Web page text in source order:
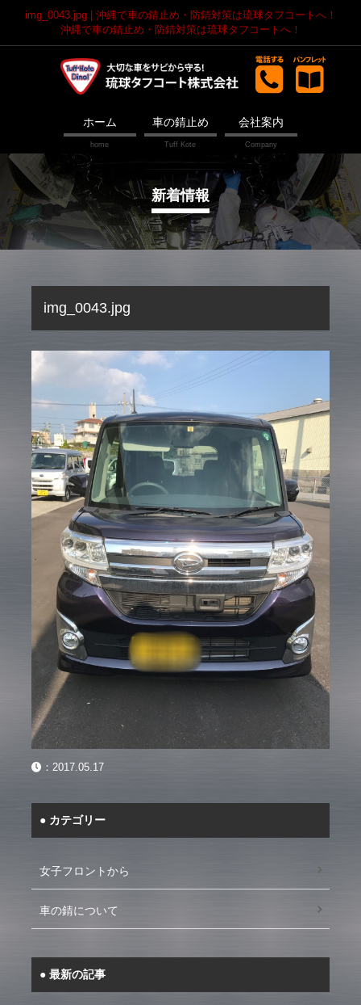
img_0043.jpg | 沖縄で車の錆止め・防錆対策は琉球タフコートへ！
沖縄で車の錆止め・防錆対策は琉球タフコートへ！
ホーム 車の錆止め 会社案内
新着情報
img_0043.jpg
： 2017.05.17
カテゴリー
女子フロントから
車の錆について
最新の記事